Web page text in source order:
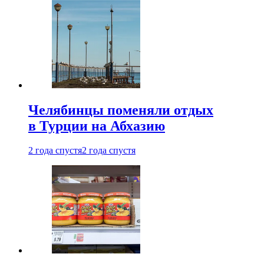
Челябинцы поменяли отдых
в Турции на Абхазию
2 года спустя2 года спустя